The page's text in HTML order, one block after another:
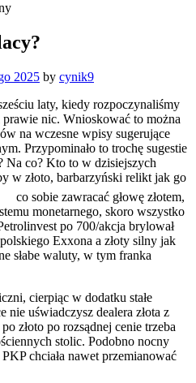
2025 by cynik9
laty, kiedy rozpoczynaliśmy
nic. Wnioskować to można
na wczesne wpisy sugerujące
Przypominało to trochę sugestie
Na co? Kto to w dzisiejszych
w złoto, barbarzyński relikt jak go
co sobie zawracać głowę złotem,
monetarnego, skoro wszystko
po 700/akcja brylował
Exxona a złoty silny jak
słabe waluty, w tym franka
cierpiąc w dodatku stałe
uświadczysz dealera złota z
złoto po rozsądnej cenie trzeba
stolic. Podobno nocny
chciała nawet przemianować